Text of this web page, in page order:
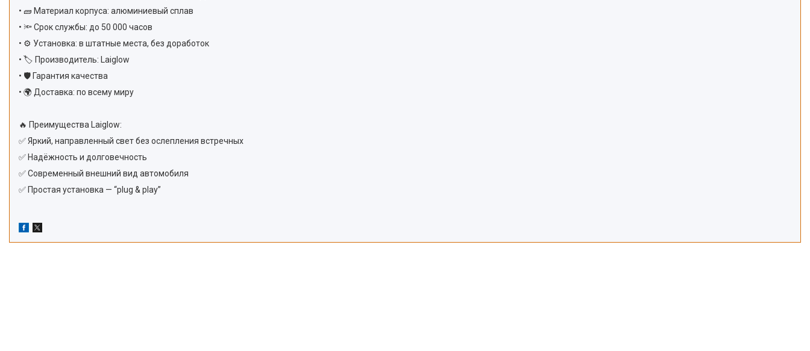
• 🧱 Материал корпуса: алюминиевый сплав
• 🔦 Срок службы: до 50 000 часов
• ⚙️ Установка: в штатные места, без доработок
• 🏷 Производитель: Laiglow
• 🛡 Гарантия качества
• 🌍 Доставка: по всему миру
🔥 Преимущества Laiglow:
✅ Яркий, направленный свет без ослепления встречных
✅ Надёжность и долговечность
✅ Современный внешний вид автомобиля
✅ Простая установка — “plug & play”